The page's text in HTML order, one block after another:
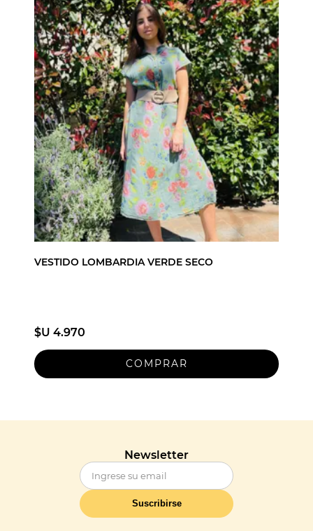
VESTIDO LOMBARDIA VERDE SECO
$U 4.970
Newsletter
Suscribirse